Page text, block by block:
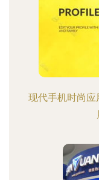
现代手机时尚应